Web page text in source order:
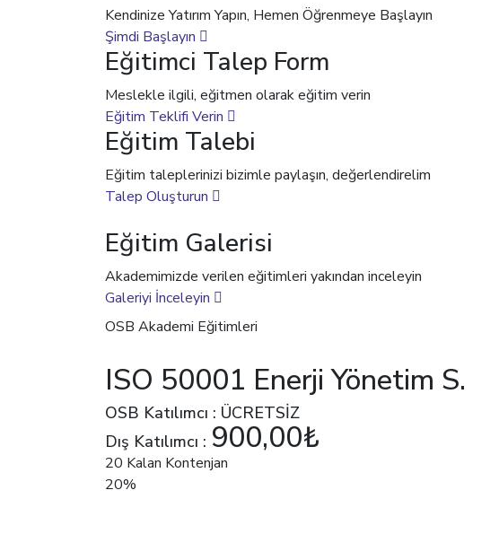
Kendinize Yatırım Yapın, Hemen Öğrenmeye Başlayın
Şimdi Başlayın
Eğitimci Talep Form
Meslekle ilgili, eğitmen olarak eğitim verin
Eğitim Teklifi Verin
Eğitim Talebi
Eğitim taleplerinizi bizimle paylaşın, değerlendirelim
Talep Oluşturun
Eğitim Galerisi
Akademimizde verilen eğitimleri yakından inceleyin
Galeriyi İnceleyin
OSB Akademi Eğitimleri
ISO 50001 Enerji Yönetim S.
OSB Katılımcı : ÜCRETSİZ
Dış Katılımcı : 900,00₺
20 Kalan Kontenjan
20%